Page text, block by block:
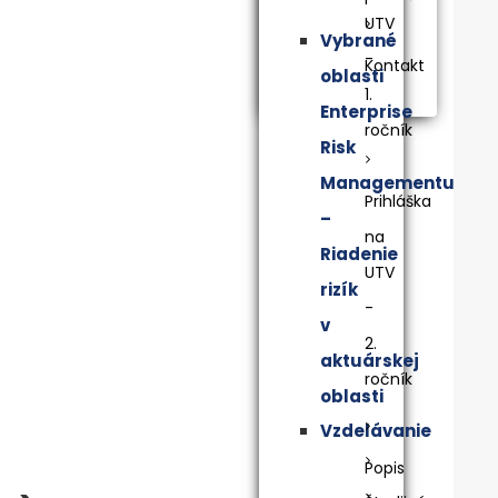
Kontakt
UTV
-
1.
ročník
Prihláška
na
UTV
-
2.
ročník
Vzdelávanie
Vybrané
oblasti
Enterprise
Risk
Managementu
–
Riadenie
rizík
v
aktuárskej
oblasti
Popis